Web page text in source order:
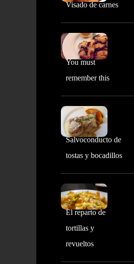
Visado de carnes
You must
remember this
Salvoconducto de
tostas y bocadillos
El reparto de
tortillas y
revueltos